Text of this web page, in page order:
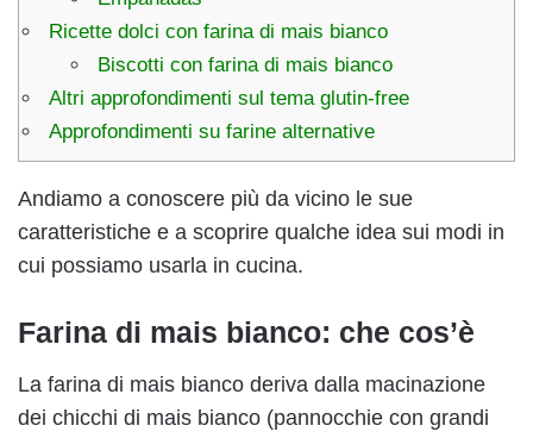
Ricette dolci con farina di mais bianco
Biscotti con farina di mais bianco
Altri approfondimenti sul tema glutin-free
Approfondimenti su farine alternative
Andiamo a conoscere più da vicino le sue
caratteristiche e a scoprire qualche idea sui modi in
cui possiamo usarla in cucina.
Farina di mais bianco: che cos’è
La farina di mais bianco deriva dalla macinazione
dei chicchi di mais bianco (pannocchie con grandi